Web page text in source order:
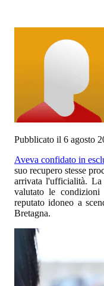
Pubblicato il 6 agosto
Aveva confidato in
suo recupero stesse
arrivata l'ufficialità. La
valutato le
reputato idoneo a
Bretagna.